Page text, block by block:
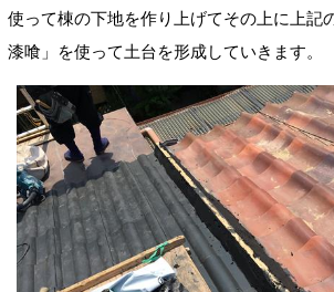
使って棟の下地を作り上げてその上に上記
漆喰」を使って土台を形成していきます。